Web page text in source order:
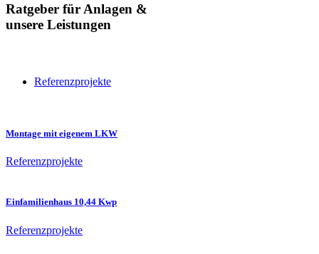
Ratgeber für Anlagen &
unsere Leistungen
Referenzprojekte
Montage mit eigenem LKW
Referenzprojekte
Einfamilienhaus 10,44 Kwp
Referenzprojekte